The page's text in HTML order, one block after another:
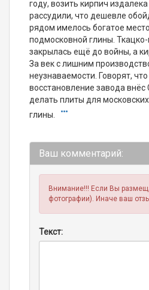
году, возить кирпич
рассудили, что дешевле
рядом имелось богатое
подмосковной глины.
закрылась ещё до войны, а
За век с лишним
неузнаваемости. Говорят,
восстановление завода
делать плиты для
глины.
Ваш комментарий:
Внимание!!! Если Вы
фотографии). Иначе ваш
Текст: